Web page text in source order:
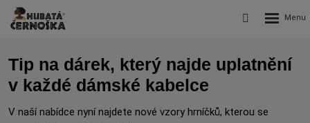
Vyhledávání
Rozbalení
Tip na dárek, který najde uplatnění
v každé dámské kabelce
V naší nabídce nyní najdete nové vzory hrníčků, kterou se